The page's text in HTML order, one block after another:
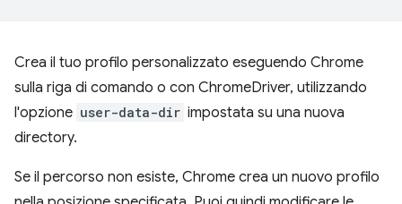
Crea il tuo profilo personalizzato eseguendo Chrome
sulla riga di comando o con ChromeDriver, utilizzando
l'opzione user-data-dir impostata su una nuova
directory.
Se il percorso non esiste, Chrome crea un nuovo profilo